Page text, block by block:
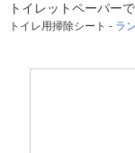
トイレットペーパー
トイレ用掃除シート - ラ